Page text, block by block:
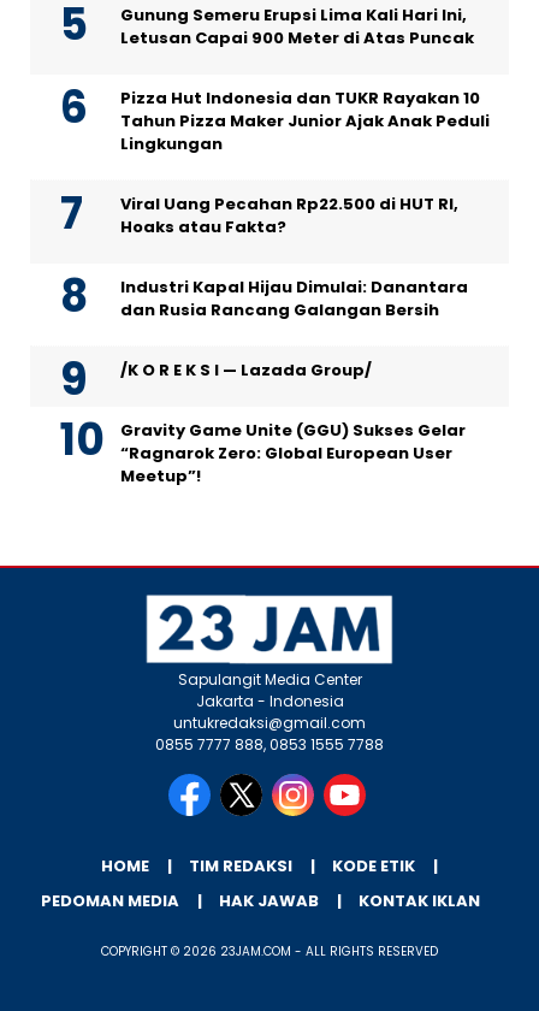
Gunung Semeru Erupsi Lima Kali Hari Ini,
Letusan Capai 900 Meter di Atas Puncak
Pizza Hut Indonesia dan TUKR Rayakan 10
Tahun Pizza Maker Junior Ajak Anak Peduli
Lingkungan
Viral Uang Pecahan Rp22.500 di HUT RI,
Hoaks atau Fakta?
Industri Kapal Hijau Dimulai: Danantara
dan Rusia Rancang Galangan Bersih
/K O R E K S I — Lazada Group/
Gravity Game Unite (GGU) Sukses Gelar
“Ragnarok Zero: Global European User
Meetup”!
Sapulangit Media Center
Jakarta - Indonesia
untukredaksi@gmail.com
0855 7777 888, 0853 1555 7788
HOME TIM REDAKSI
KODE ETIK
PEDOMAN MEDIA
HAK JAWAB KONTAK IKLAN
COPYRIGHT © 2026 23JAM.COM - ALL RIGHTS RESERVED